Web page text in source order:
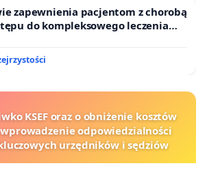
zapewnienia pacjentom z chorobą
do kompleksowego leczenia
profilaktycznych.
KSEF oraz o obniżenie kosztów
odpowiedzialności
urzędników i sędziów